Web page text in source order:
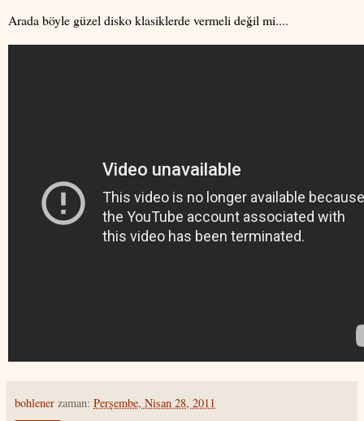
Arada böyle güzel disko klasiklerde vermeli değil mi....
bohlener zaman: Perşembe, Nisan 28, 2011